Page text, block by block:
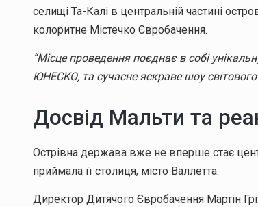
селищі Та-Калі в центральній частині
колоритне Містечко Євробачення.
“Місце проведення поєднає в собі
ЮНЕСКО, та сучасне яскраве шоу світового
Досвід Мальти та
Острівна держава вже не вперше стає
приймала її столиця, місто Валлетта.
Директор Дитячого Євробачення Мартін